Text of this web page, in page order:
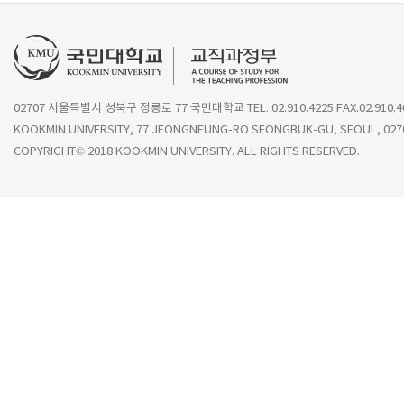
02707 서울특별시 성북구 정릉로 77 국민대학교 TEL. 02.910.4225
KOOKMIN UNIVERSITY, 77 JEONGNEUNG-RO SEONGBUK-GU, SEOUL,
COPYRIGHT© 2018 KOOKMIN UNIVERSITY. ALL RIGHTS RESERVED.